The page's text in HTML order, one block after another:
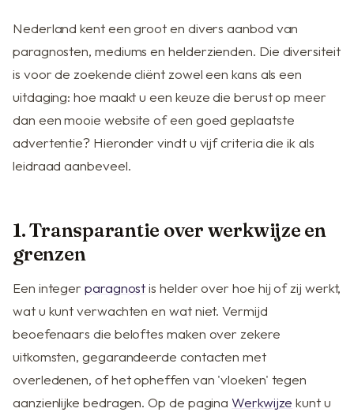
Nederland kent een groot en divers aanbod van
paragnosten, mediums en helderzienden. Die diversiteit
is voor de zoekende cliënt zowel een kans als een
uitdaging: hoe maakt u een keuze die berust op meer
dan een mooie website of een goed geplaatste
advertentie? Hieronder vindt u vijf criteria die ik als
leidraad aanbeveel.
1. Transparantie over werkwijze en
grenzen
Een integerparagnostis helder over hoe hij of zij werkt,
wat u kunt verwachten en wat niet. Vermijd
beoefenaars die beloftes maken over zekere
uitkomsten, gegarandeerde contacten met
overledenen, of het opheffen van 'vloeken' tegen
aanzienlijke bedragen. Op de paginaWerkwijze kunt u